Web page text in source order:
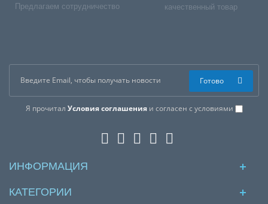
Предлагаем сотрудничество
качественный товар
Я прочитал Условия соглашенияи согласен с условиями
Готово
ИНФОРМАЦИЯ
КАТЕГОРИИ